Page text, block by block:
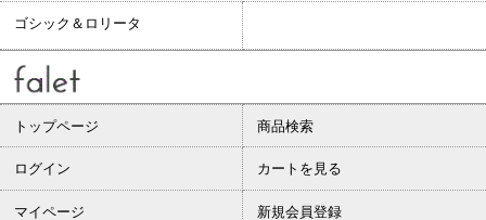
ゴシック＆ロリータ
トップページ 商品検索
ログイン カートを見る
マイページ 新規会員登録